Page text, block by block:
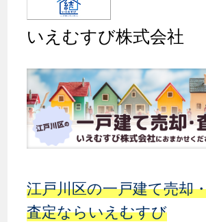
いえむすび株式会社
江戸川区の一戸建て売却
査定ならいえむすび